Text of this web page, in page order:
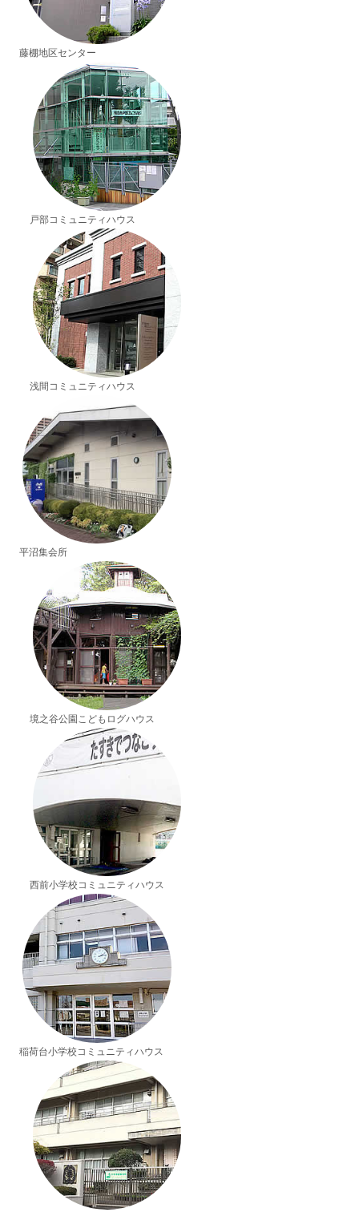
藤棚地区センター
戸部コミュニティハウス
浅間コミュニティハウス
平沼集会所
境之谷公園こどもログハウス
西前小学校コミュニティハウス
稲荷台小学校コミュニティハウス